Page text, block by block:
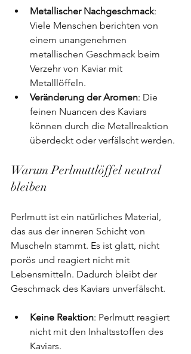
Metallischer Nachgeschmack:
Viele Menschen berichten von
einem unangenehmen
metallischen Geschmack beim
Verzehr von Kaviar mit
Metalllöffeln.
Veränderung der Aromen: Die
feinen Nuancen des Kaviars
können durch die Metallreaktion
überdeckt oder verfälscht werden.
Warum Perlmuttlöffel neutral
bleiben
Perlmutt ist ein natürliches Material,
das aus der inneren Schicht von
Muscheln stammt. Es ist glatt, nicht
porös und reagiert nicht mit
Lebensmitteln. Dadurch bleibt der
Geschmack des Kaviars unverfälscht.
Keine Reaktion: Perlmutt reagiert
nicht mit den Inhaltsstoffen des
Kaviars.